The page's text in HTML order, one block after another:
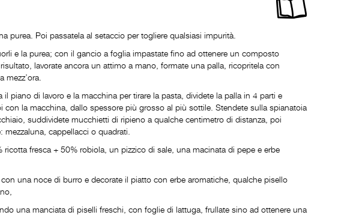
purea. Poi passatela al setaccio per togliere qualsiasi impurità.
e la purea; con il gancio a foglia impastate fino ad ottenere un composto
lavorate ancora un attimo a mano, formate una palla, ricopritela con
piano di lavoro e la macchina per tirare la pasta, dividete la palla in 4 parti e
con la macchina, dallo spessore più grosso al più sottile. Stendete sulla spianatoia
suddividete mucchietti di ripieno a qualche centimetro di distanza, poi
cappellacci o quadrati.
fresca + 50% robiola, un pizzico di sale, una macinata di pepe e erbe
una noce di burro e decorate il piatto con erbe aromatiche, qualche pisello
una manciata di piselli freschi, con foglie di lattuga, frullate sino ad ottenere una